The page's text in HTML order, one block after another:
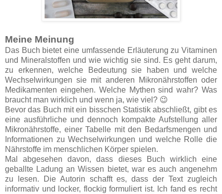
Meine Meinung
Das Buch bietet eine umfassende Erläuterung zu Vitaminen
und Mineralstoffen und wie wichtig sie sind. Es geht darum,
zu erkennen, welche Bedeutung sie haben und welche
Wechselwirkungen sie mit anderen Mikronährstoffen oder
Medikamenten eingehen. Welche Mythen sind wahr? Was
braucht man wirklich und wenn ja, wie viel? 😉
Bevor das Buch mit ein bisschen Statistik abschließt, gibt es
eine ausführliche und dennoch kompakte Aufstellung aller
Mikronährstoffe, einer Tabelle mit den Bedarfsmengen und
Informationen zu Wechselwirkungen und welche Rolle die
Nährstoffe im menschlichen Körper spielen.
Mal abgesehen davon, dass dieses Buch wirklich eine
geballte Ladung an Wissen bietet, war es auch angenehm
zu lesen. Die Autorin schafft es, dass der Text zugleich
informativ und locker, flockig formuliert ist. Ich fand es recht